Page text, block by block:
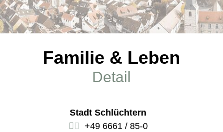
Familie & Leben
Detail
Stadt Schlüchtern
+49 6661 / 85-0